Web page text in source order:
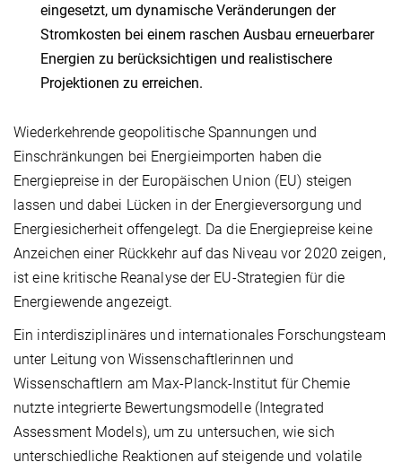
eingesetzt, um dynamische Veränderungen der
Stromkosten bei einem raschen Ausbau erneuerbarer
Energien zu berücksichtigen und realistischere
Projektionen zu erreichen.
Wiederkehrende geopolitische Spannungen und
Einschränkungen bei Energieimporten haben die
Energiepreise in der Europäischen Union (EU) steigen
lassen und dabei Lücken in der Energieversorgung und
Energiesicherheit offengelegt. Da die Energiepreise keine
Anzeichen einer Rückkehr auf das Niveau vor 2020 zeigen,
ist eine kritische Reanalyse der EU-Strategien für die
Energiewende angezeigt.
Ein interdisziplinäres und internationales Forschungsteam
unter Leitung von Wissenschaftlerinnen und
Wissenschaftlern am Max-Planck-Institut für Chemie
nutzte integrierte Bewertungsmodelle (Integrated
Assessment Models), um zu untersuchen, wie sich
unterschiedliche Reaktionen auf steigende und volatile